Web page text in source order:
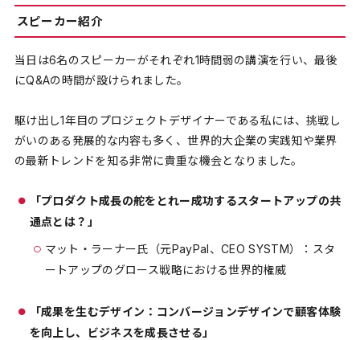
スピーカー紹介
当日は6名のスピーカーがそれぞれ1時間弱の講演を行い、最後
にQ&Aの時間が設けられました。
駆け出し1年目のプロジェクトデザイナーである私には、挑戦し
がいのある発展的な内容も多く、世界的大企業の実践知や業界
の最新トレンドを知る非常に貴重な機会となりました。
「プロダクト成長の舵をとれー成功するスタートアップの共
通点とは？」
マット・ラーナー氏（元PayPal、CEO SYSTM）：スタ
ートアップのグロース戦略における世界的権威
「成果を生むデザイン：コンバージョンデザインで顧客体験
を向上し、ビジネスを成長させる」